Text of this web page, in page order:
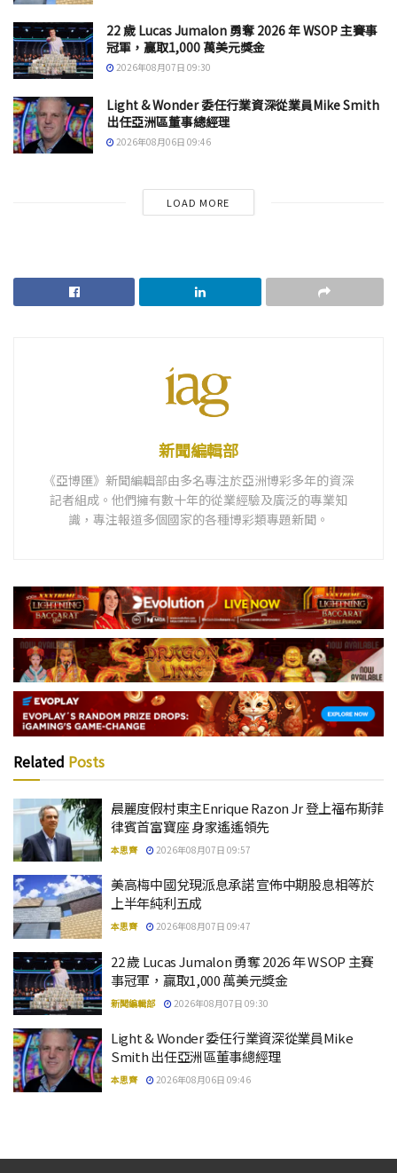
22 歲 Lucas Jumalon 勇奪 2026 年 WSOP 主賽事
冠軍，贏取1,000 萬美元獎金
2026年08月07日 09:30
Light & Wonder 委任行業資深從業員Mike Smith
出任亞洲區董事總經理
2026年08月06日 09:46
LOAD MORE
新聞編輯部
《亞博匯》新聞編輯部由多名專注於亞洲博彩多年的資深
記者組成。他們擁有數十年的從業經驗及廣泛的專業知
識，專注報道多個國家的各種博彩類專題新聞。
Related Posts
晨麗度假村東主Enrique Razon Jr 登上福布斯菲
律賓首富寶座 身家遙遙領先
本思齊 2026年08月07日 09:57
美高梅中國兌現派息承諾 宣佈中期股息相等於
上半年純利五成
本思齊 2026年08月07日 09:47
22 歲 Lucas Jumalon 勇奪 2026 年 WSOP 主賽
事冠軍，贏取1,000 萬美元獎金
新聞編輯部 2026年08月07日 09:30
Light & Wonder 委任行業資深從業員Mike
Smith 出任亞洲區董事總經理
本思齊 2026年08月06日 09:46